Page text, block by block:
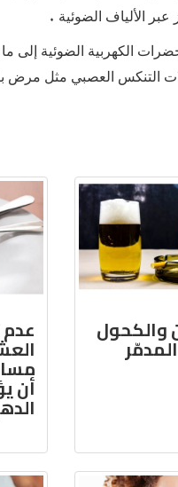
الألياف الضوئية .
الكهربية الضوئية إلى ما
التنكس العصبي مثل مرض
والكحول
أن